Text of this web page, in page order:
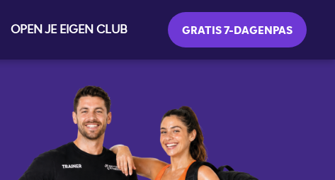
OPEN JE EIGEN CLUB GRATIS 7-DAGENPAS